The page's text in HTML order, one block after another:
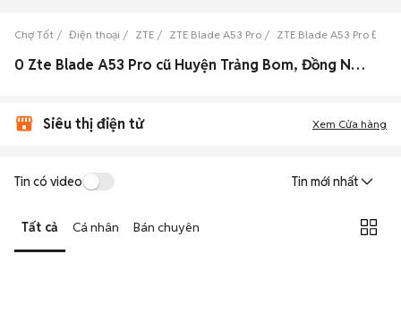
Chợ Tốt Điện thoại ZTE ZTE Blade A53 Pro ZTE Blade A53 Pro
0 Zte Blade A53 Pro cũ Huyện Trảng Bom, Đồng Nai đẹp
Siêu thị điện tử Xem Cửa hàng
Tin có video Tin mới nhất
Tất cả Cá nhân Bán chuyên